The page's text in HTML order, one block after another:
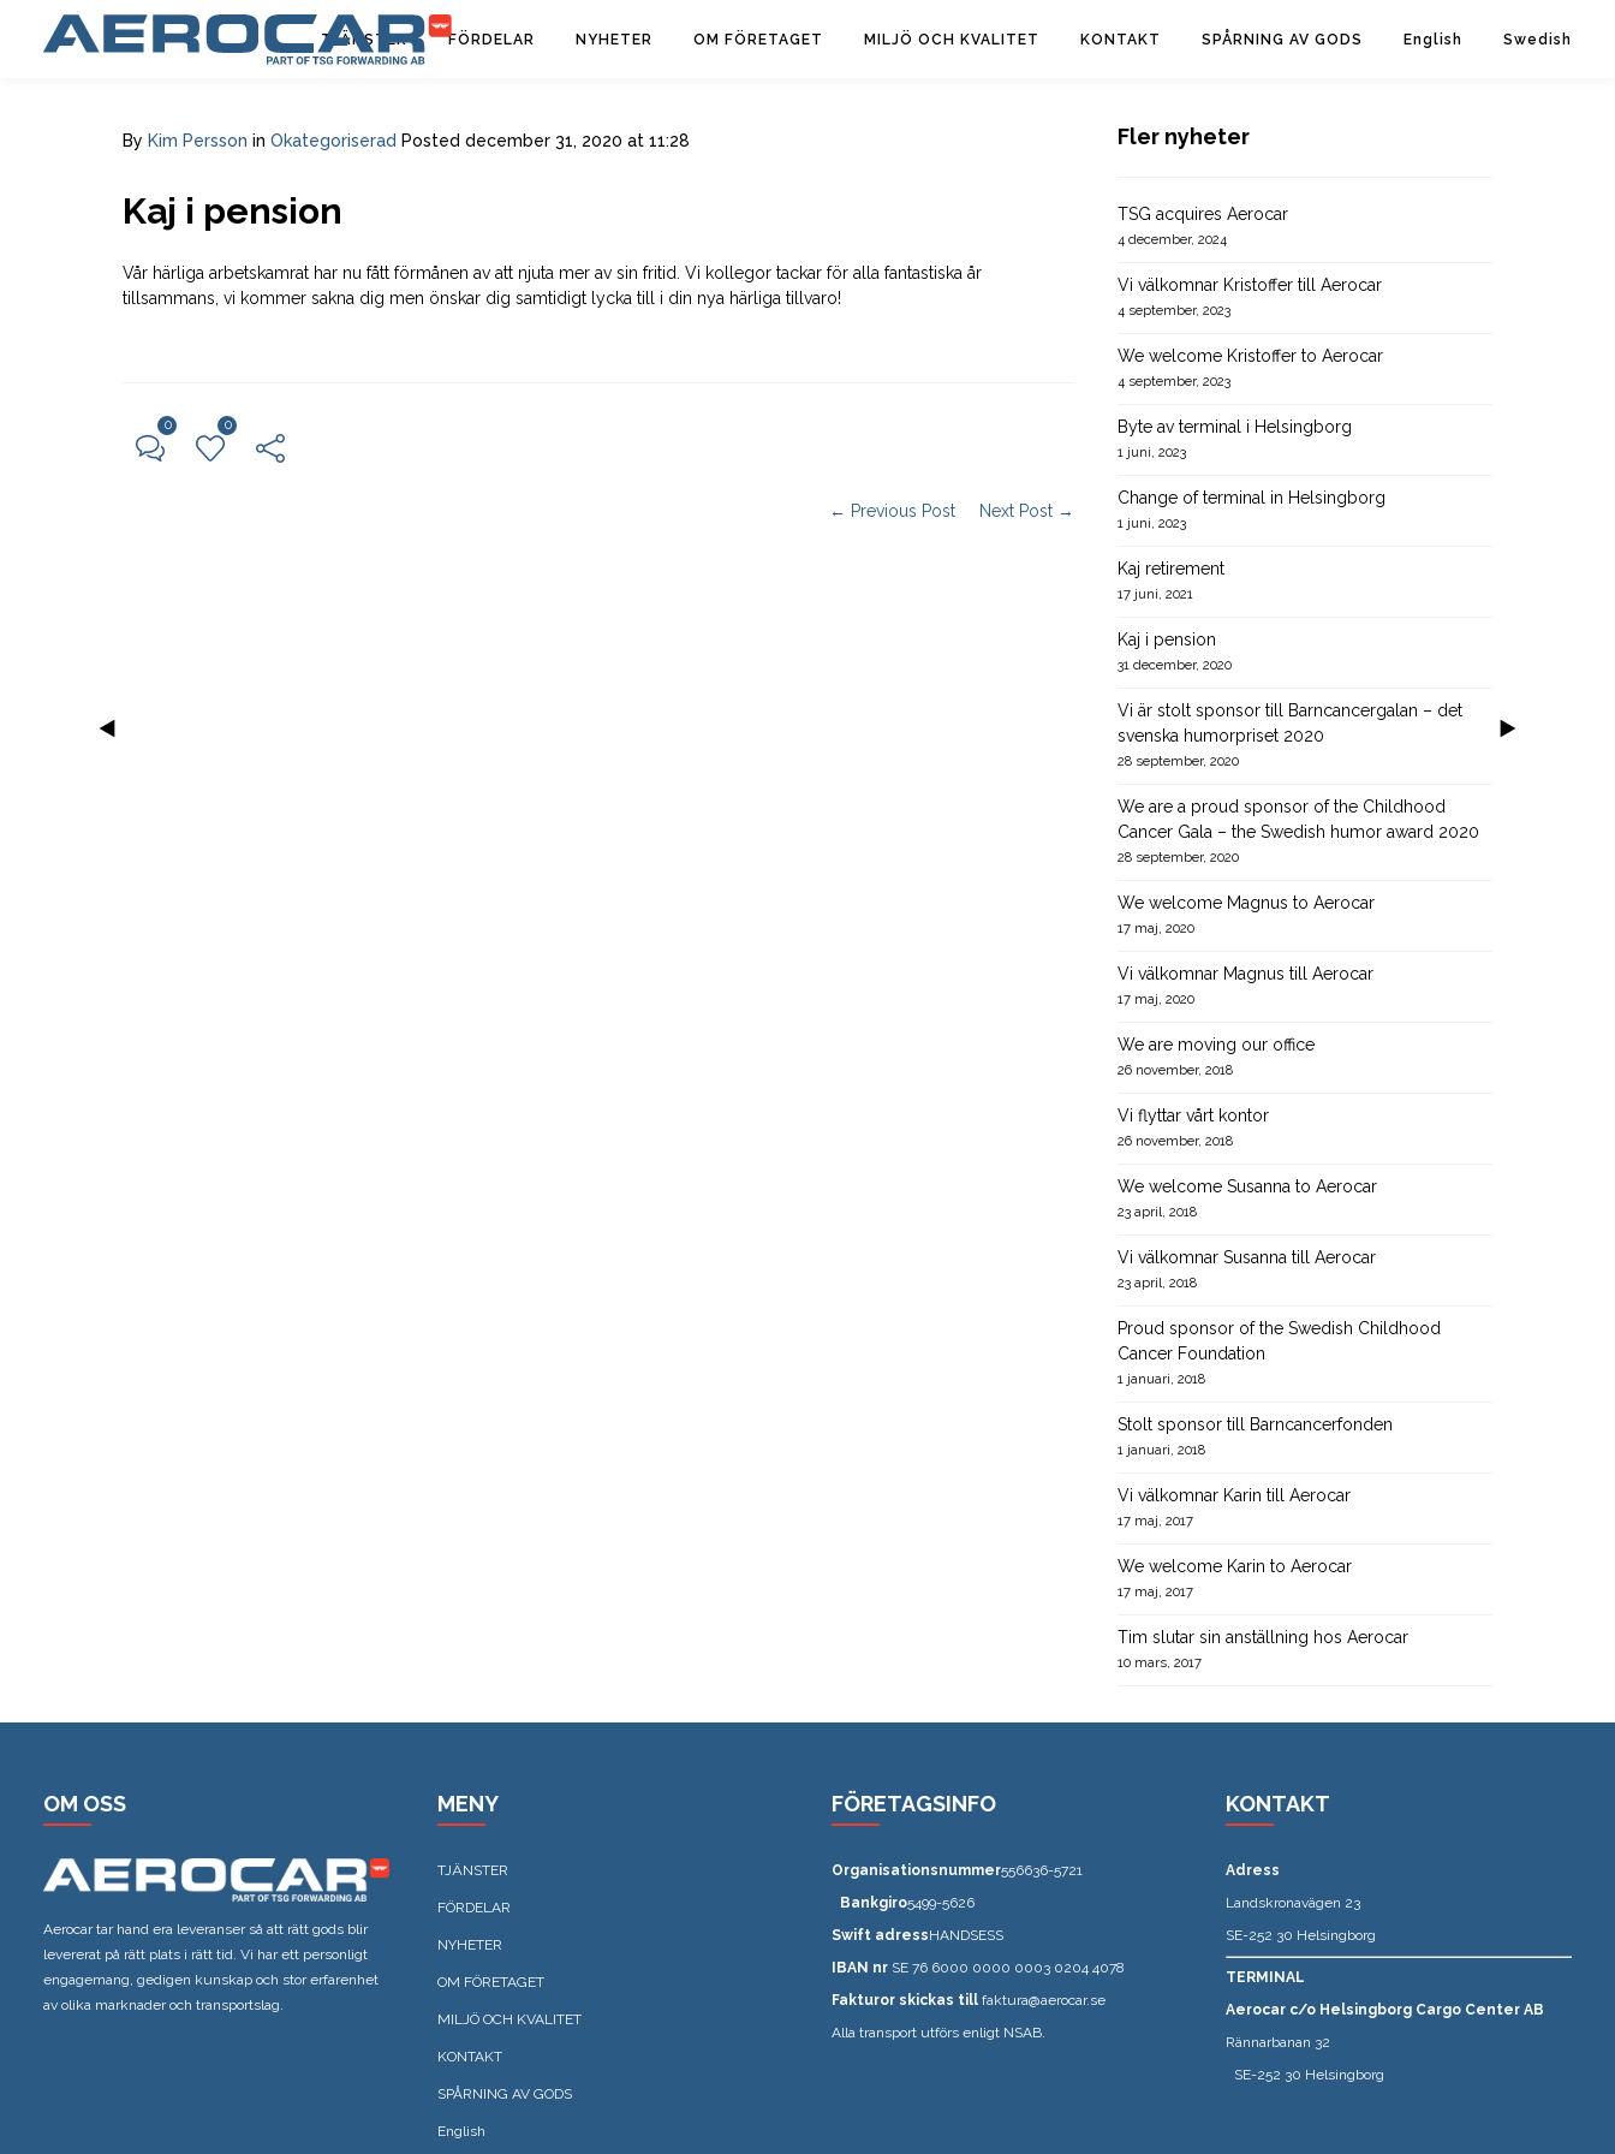
TJÄNSTER FÖRDELAR NYHETER OM FÖRETAGET MILJÖ OCH KVALITET KONTAKT SPÅRNING AV GODS English Swedish
By Kim Persson in Okategoriserad Posted december 31, 2020 at 11:28
Kaj i pension
Vår härliga arbetskamrat har nu fått förmånen av att njuta mer av sin fritid. Vi kollegor tackar för alla fantastiska år
tillsammans, vi kommer sakna dig men önskar dig samtidigt lycka till i din nya härliga tillvaro!
0 0
← Previous Post Next Post →
Fler nyheter
TSG acquires Aerocar
4 december, 2024
Vi välkomnar Kristoffer till Aerocar
4 september, 2023
We welcome Kristoffer to Aerocar
4 september, 2023
Byte av terminal i Helsingborg
1 juni, 2023
Change of terminal in Helsingborg
1 juni, 2023
Kaj retirement
17 juni, 2021
Kaj i pension
31 december, 2020
Vi är stolt sponsor till Barncancergalan – det
svenska humorpriset 2020
28 september, 2020
We are a proud sponsor of the Childhood
Cancer Gala – the Swedish humor award 2020
28 september, 2020
We welcome Magnus to Aerocar
17 maj, 2020
Vi välkomnar Magnus till Aerocar
17 maj, 2020
We are moving our office
26 november, 2018
Vi flyttar vårt kontor
26 november, 2018
We welcome Susanna to Aerocar
23 april, 2018
Vi välkomnar Susanna till Aerocar
23 april, 2018
Proud sponsor of the Swedish Childhood
Cancer Foundation
1 januari, 2018
Stolt sponsor till Barncancerfonden
1 januari, 2018
Vi välkomnar Karin till Aerocar
17 maj, 2017
We welcome Karin to Aerocar
17 maj, 2017
Tim slutar sin anställning hos Aerocar
10 mars, 2017
OM OSS
Aerocar tar hand era leveranser så att rätt gods blir
levererat på rätt plats i rätt tid. Vi har ett personligt
engagemang, gedigen kunskap och stor erfarenhet
av olika marknader och transportslag.
MENY
TJÄNSTER
FÖRDELAR
NYHETER
OM FÖRETAGET
MILJÖ OCH KVALITET
KONTAKT
SPÅRNING AV GODS
English
FÖRETAGSINFO
Organisationsnummer556636-5721
Bankgiro5499-5626
Swift adressHANDSESS
IBAN nr SE 76 6000 0000 0003 0204 4078
Fakturor skickas till faktura@aerocar.se
Alla transport utförs enligt NSAB.
KONTAKT
Adress
Landskronavägen 23
SE-252 30 Helsingborg
TERMINAL
Aerocar c/o Helsingborg Cargo Center AB
Rännarbanan 32
SE-252 30 Helsingborg